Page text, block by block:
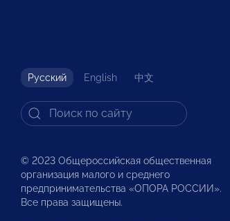
Русский English 中文
© 2023 Общероссийская общественная
организация малого и среднего
предпринимательства «ОПОРА РОССИИ».
Все права защищены.